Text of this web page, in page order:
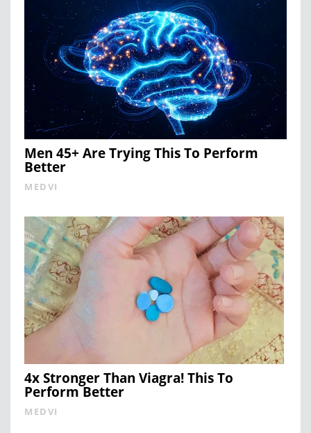
Men 45+ Are Trying This To Perform
Better
MEDVI
4x Stronger Than Viagra! This To
Perform Better
MEDVI